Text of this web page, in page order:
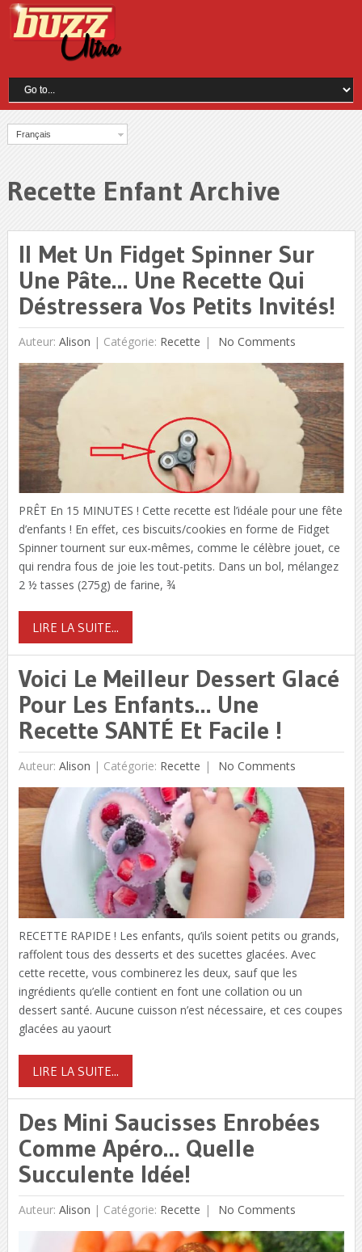
Français
Recette Enfant Archive
Il Met Un Fidget Spinner Sur
Une Pâte… Une Recette Qui
Déstressera Vos Petits Invités!
Auteur: Alison | Catégorie: Recette No Comments
PRÊT En 15 MINUTES ! Cette recette est l’idéale pour une fête
d’enfants ! En effet, ces biscuits/cookies en forme de Fidget
Spinner tournent sur eux-mêmes, comme le célèbre jouet, ce
qui rendra fous de joie les tout-petits. Dans un bol, mélangez
2 ½ tasses (275g) de farine, ¾
LIRE LA SUITE...
Voici Le Meilleur Dessert Glacé
Pour Les Enfants… Une
Recette SANTÉ Et Facile !
Auteur: Alison | Catégorie: Recette No Comments
RECETTE RAPIDE ! Les enfants, qu’ils soient petits ou grands,
raffolent tous des desserts et des sucettes glacées. Avec
cette recette, vous combinerez les deux, sauf que les
ingrédients qu’elle contient en font une collation ou un
dessert santé. Aucune cuisson n’est nécessaire, et ces coupes
glacées au yaourt
LIRE LA SUITE...
Des Mini Saucisses Enrobées
Comme Apéro… Quelle
Succulente Idée!
Auteur: Alison | Catégorie: Recette No Comments